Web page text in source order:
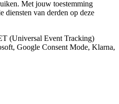
Met jouw toestemming
diensten van derden op deze
(Universal Event Tracking)
Google Consent Mode, Klarna,